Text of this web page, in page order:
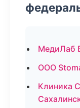
МедиЛаб
ООО
Клиника